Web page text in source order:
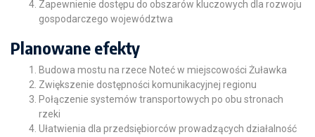
Zapewnienie dostępu do obszarów kluczowych dla rozwoju
gospodarczego województwa
Planowane efekty
Budowa mostu na rzece Noteć w miejscowości Żuławka
Zwiększenie dostępności komunikacyjnej regionu
Połączenie systemów transportowych po obu stronach
rzeki
Ułatwienia dla przedsiębiorców prowadzących działalność